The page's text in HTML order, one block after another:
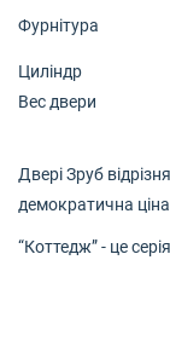
Фурнітура
Циліндр
Вес двери
Двері Зруб
демократична ціна
“Коттедж” - це